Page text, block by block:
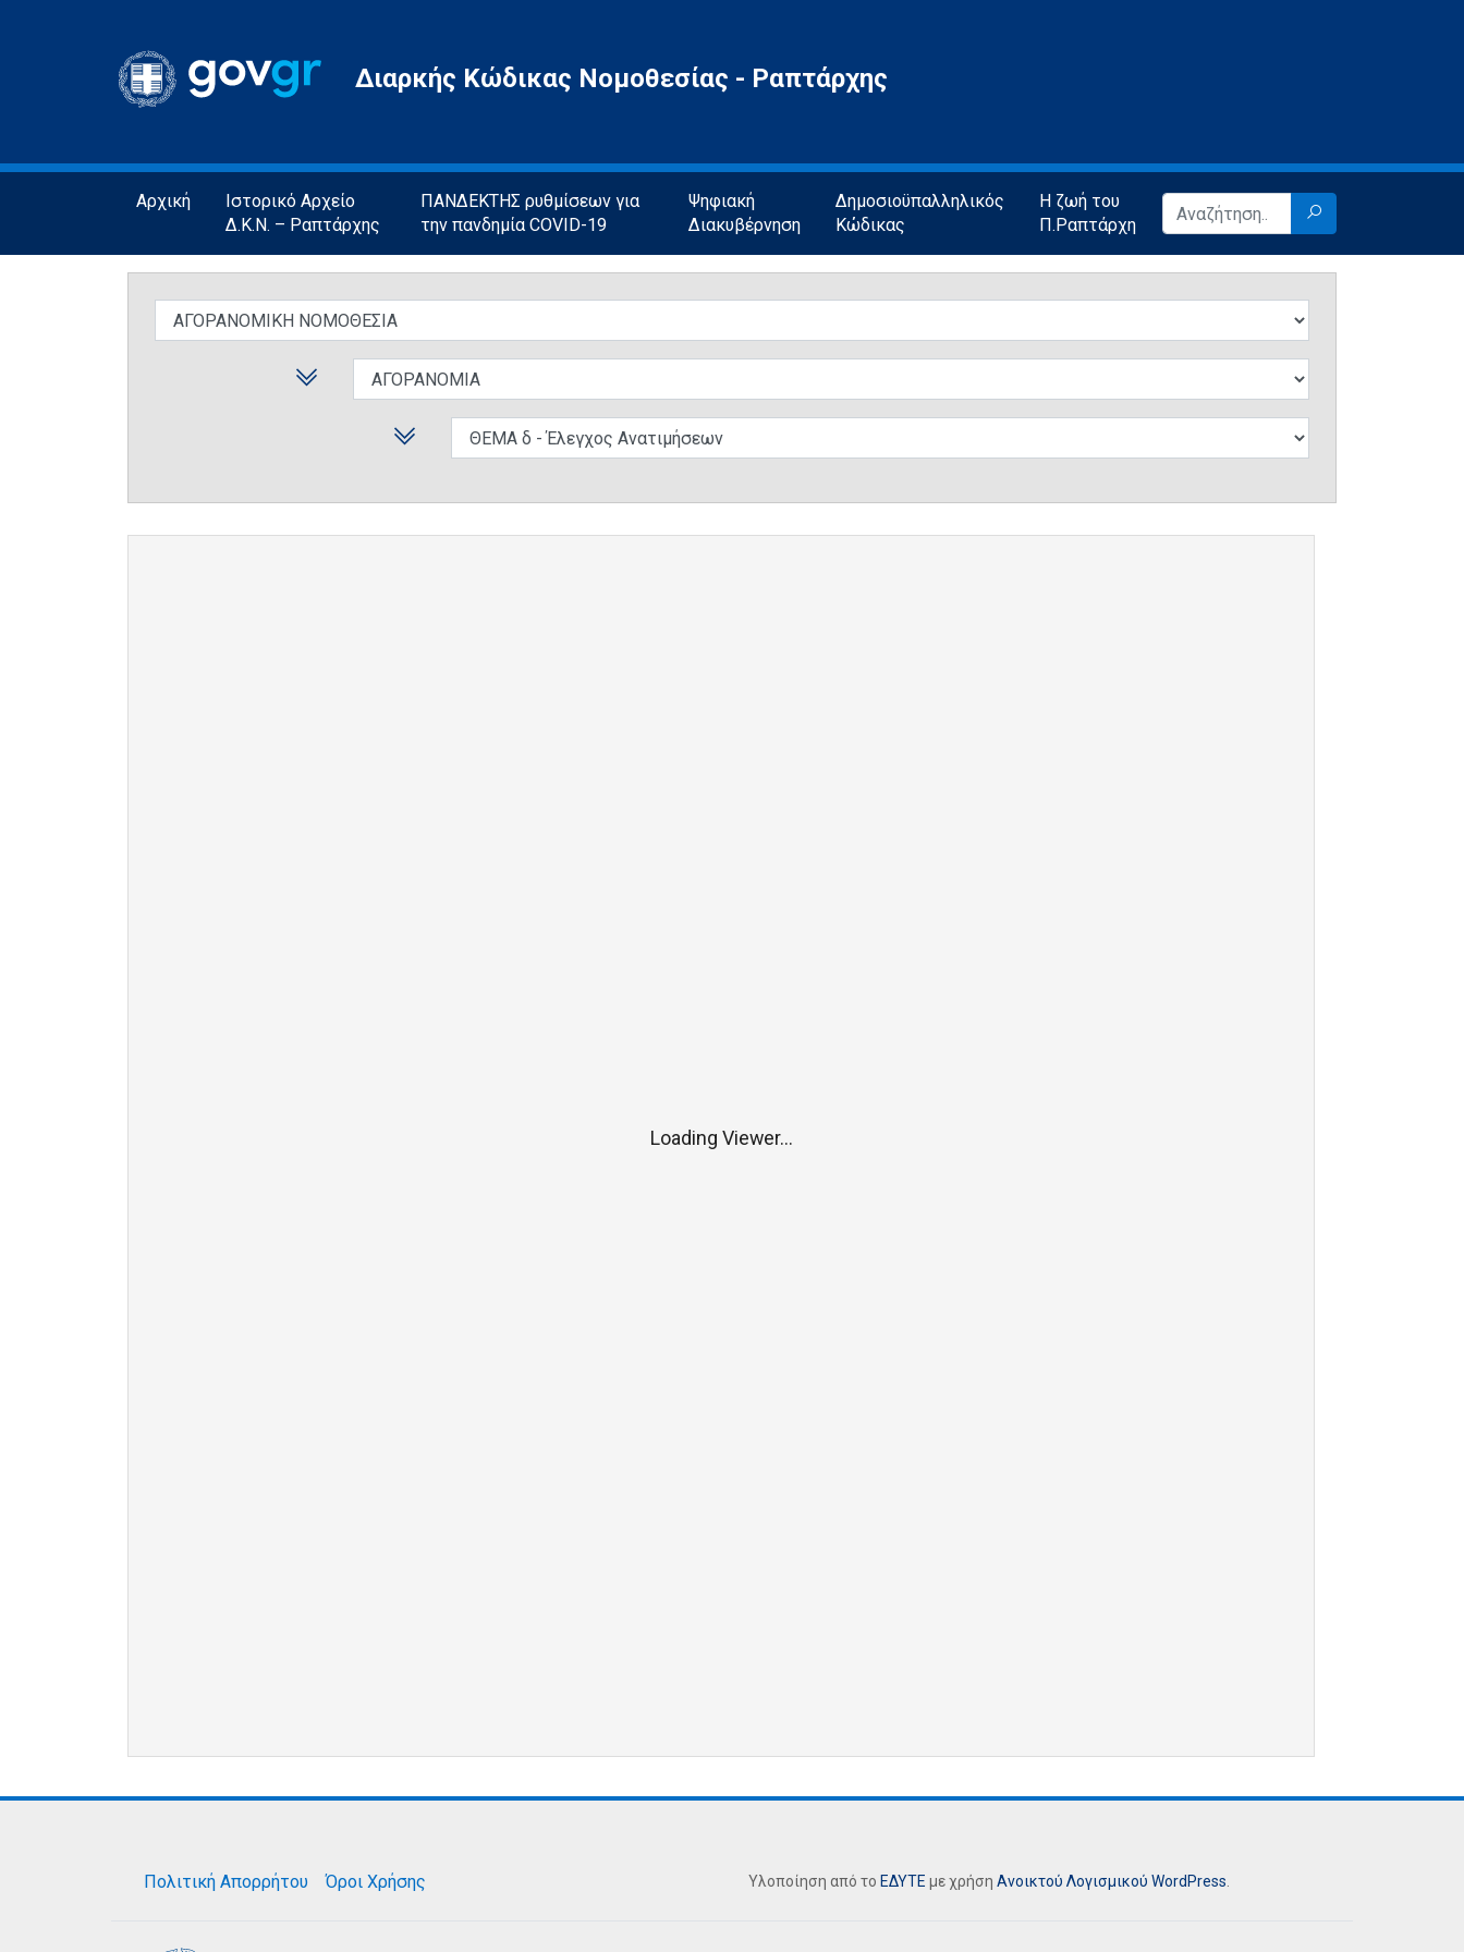
Gov.gr
Διαρκής Κώδικας Νομοθεσίας - Ραπτάρχης
Αρχική
Ιστορικό Αρχείο
Δ.Κ.Ν. – Ραπτάρχης
ΠΑΝΔΕΚΤΗΣ ρυθμίσεων για
την πανδημία COVID-19
Ψηφιακή
Διακυβέρνηση
Δημοσιοϋπαλληλικός
Κώδικας
Η ζωή του
Π.Ραπτάρχη
Loading Viewer...
Πολιτική Απορρήτου Όροι Χρήσης Υλοποίηση από το ΕΔΥΤΕ με χρήση Ανοικτού Λογισμικού WordPress